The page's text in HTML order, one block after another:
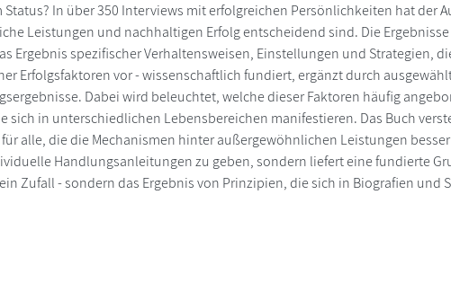
In über 350 Interviews mit erfolgreichen Persönlichkeiten hat der
Leistungen und nachhaltigen Erfolg entscheidend sind. Die Ergebnisse
Ergebnis spezifischer Verhaltensweisen, Einstellungen und Strategien,
Erfolgsfaktoren vor - wissenschaftlich fundiert, ergänzt durch
Dabei wird beleuchtet, welche dieser Faktoren häufig
sich in unterschiedlichen Lebensbereichen manifestieren. Das Buch
alle, die die Mechanismen hinter außergewöhnlichen Leistungen
Handlungsanleitungen zu geben, sondern liefert eine fundierte
Zufall - sondern das Ergebnis von Prinzipien, die sich in Biografien und